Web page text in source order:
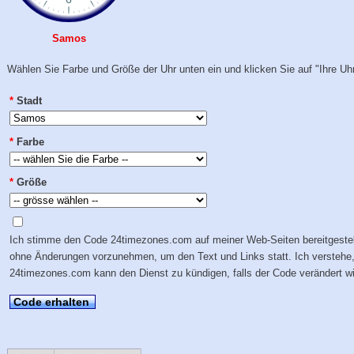
Samos
Wählen Sie Farbe und Größe der Uhr unten ein und klicken Sie auf "Ihre
* Stadt
* Farbe
* Größe
Ich stimme den Code 24timezones.com auf meiner Web-Seiten
ohne Änderungen vorzunehmen, um den Text und Links statt. Ich
24timezones.com kann den Dienst zu kündigen, falls der Code verändert
Code erhalten